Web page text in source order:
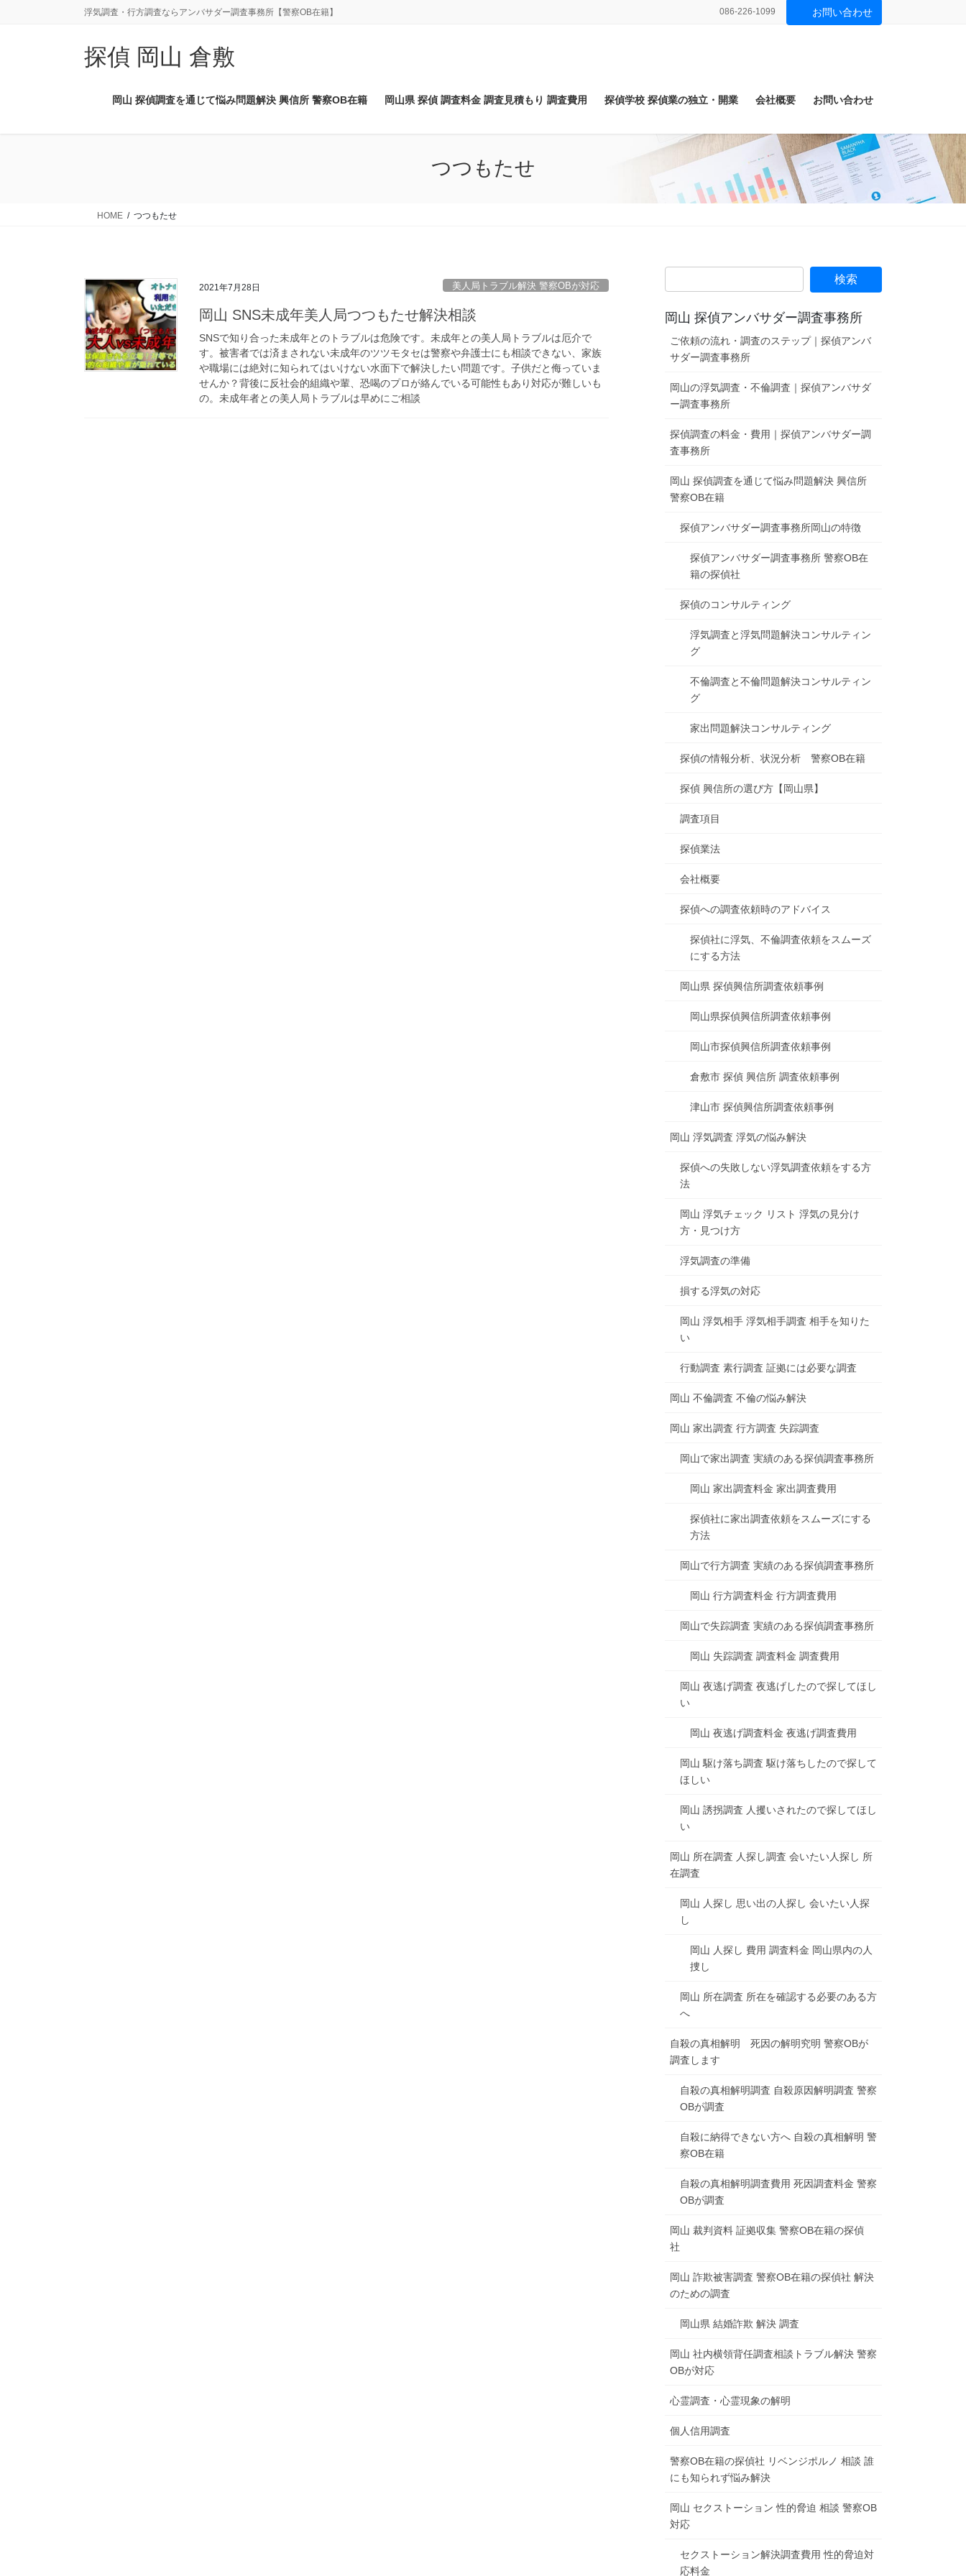
浮気調査・行方調査ならアンバサダー調査事務所【警察OB在籍】 086-226-1099 お問い合わせ
探偵 岡山 倉敷
岡山 探偵調査を通じて悩み問題解決 興信所 警察OB在籍 岡山県 探偵 調査料金 調査見積もり 調査費用 探偵学校 探偵業の独立・開業 会社概要 お問い合わせ
つつもたせ
HOME つつもたせ
2021年7月28日 美人局トラブル解決 警察OBが対応
岡山 SNS未成年美人局つつもたせ解決相談
SNSで知り合った未成年とのトラブルは危険です。未成年との美人局トラブルは厄介で
す。被害者では済まされない未成年のツツモタセは警察や弁護士にも相談できない、家族
や職場には絶対に知られてはいけない水面下で解決したい問題です。子供だと侮っていま
せんか？背後に反社会的組織や輩、恐喝のプロが絡んでいる可能性もあり対応が難しいも
の。未成年者との美人局トラブルは早めにご相談
岡山 探偵アンバサダー調査事務所
ご依頼の流れ・調査のステップ｜探偵アンバ
サダー調査事務所
岡山の浮気調査・不倫調査｜探偵アンバサダ
ー調査事務所
探偵調査の料金・費用｜探偵アンバサダー調
査事務所
岡山 探偵調査を通じて悩み問題解決 興信所
警察OB在籍
探偵アンバサダー調査事務所岡山の特徴
探偵アンバサダー調査事務所 警察OB在
籍の探偵社
探偵のコンサルティング
浮気調査と浮気問題解決コンサルティン
グ
不倫調査と不倫問題解決コンサルティン
グ
家出問題解決コンサルティング
探偵の情報分析、状況分析 警察OB在籍
探偵 興信所の選び方【岡山県】
調査項目
探偵業法
会社概要
探偵への調査依頼時のアドバイス
探偵社に浮気、不倫調査依頼をスムーズ
にする方法
岡山県 探偵興信所調査依頼事例
岡山県探偵興信所調査依頼事例
岡山市探偵興信所調査依頼事例
倉敷市 探偵 興信所 調査依頼事例
津山市 探偵興信所調査依頼事例
岡山 浮気調査 浮気の悩み解決
探偵への失敗しない浮気調査依頼をする方
法
岡山 浮気チェック リスト 浮気の見分け
方・見つけ方
浮気調査の準備
損する浮気の対応
岡山 浮気相手 浮気相手調査 相手を知りた
い
行動調査 素行調査 証拠には必要な調査
岡山 不倫調査 不倫の悩み解決
岡山 家出調査 行方調査 失踪調査
岡山で家出調査 実績のある探偵調査事務所
岡山 家出調査料金 家出調査費用
探偵社に家出調査依頼をスムーズにする
方法
岡山で行方調査 実績のある探偵調査事務所
岡山 行方調査料金 行方調査費用
岡山で失踪調査 実績のある探偵調査事務所
岡山 失踪調査 調査料金 調査費用
岡山 夜逃げ調査 夜逃げしたので探してほし
い
岡山 夜逃げ調査料金 夜逃げ調査費用
岡山 駆け落ち調査 駆け落ちしたので探して
ほしい
岡山 誘拐調査 人攫いされたので探してほし
い
岡山 所在調査 人探し調査 会いたい人探し 所
在調査
岡山 人探し 思い出の人探し 会いたい人探
し
岡山 人探し 費用 調査料金 岡山県内の人
捜し
岡山 所在調査 所在を確認する必要のある方
へ
自殺の真相解明 死因の解明究明 警察OBが
調査します
自殺の真相解明調査 自殺原因解明調査 警察
OBが調査
自殺に納得できない方へ 自殺の真相解明 警
察OB在籍
自殺の真相解明調査費用 死因調査料金 警察
OBが調査
岡山 裁判資料 証拠収集 警察OB在籍の探偵
社
岡山 詐欺被害調査 警察OB在籍の探偵社 解決
のための調査
岡山県 結婚詐欺 解決 調査
岡山 社内横領背任調査相談トラブル解決 警察
OBが対応
心霊調査・心霊現象の解明
個人信用調査
警察OB在籍の探偵社 リベンジポルノ 相談 誰
にも知られず悩み解決
岡山 セクストーション 性的脅迫 相談 警察OB
対応
セクストーション解決調査費用 性的脅迫対
応料金